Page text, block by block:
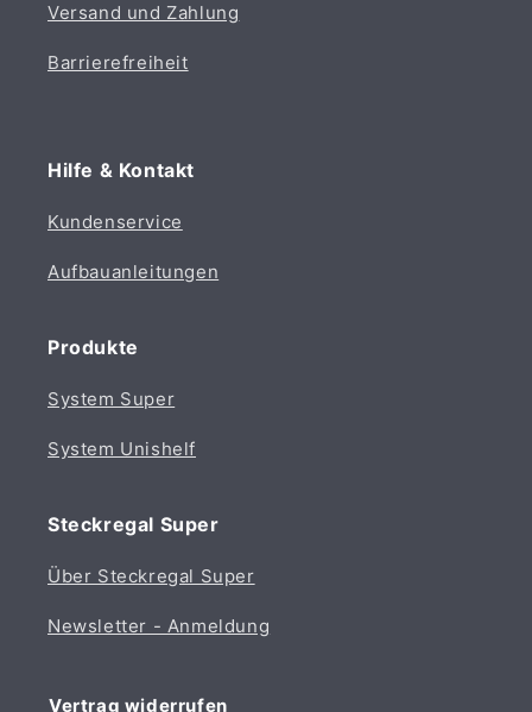
Versand und Zahlung
Barrierefreiheit
Hilfe & Kontakt
Kundenservice
Aufbauanleitungen
Produkte
System Super
System Unishelf
Steckregal Super
Über Steckregal Super
Newsletter - Anmeldung
Vertrag widerrufen